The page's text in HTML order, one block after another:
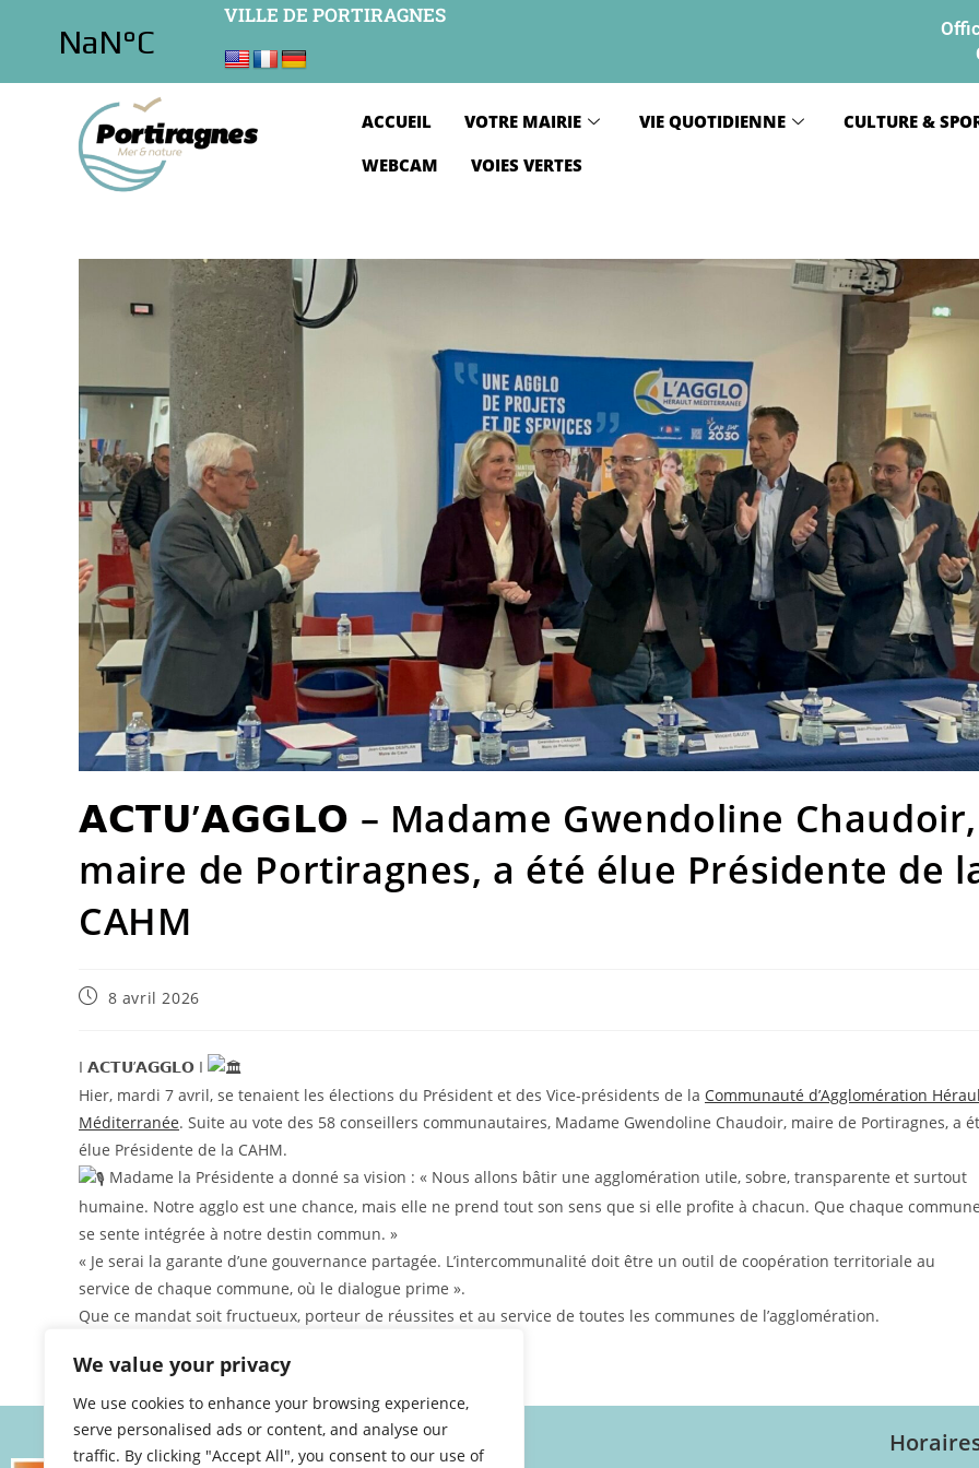
We value your privacy
We use cookies to enhance your browsing experience,
serve personalised ads or content, and analyse our
traffic. By clicking "Accept All", you consent to our use of
VILLE DE PORTIRAGNES
ACCUEIL VOTRE MAIRIE VIE QUOTIDIENNE
CULTURE &
WEBCAM
VOIES VERTES
𝗔𝗖𝗧𝗨’𝗔𝗚𝗚𝗟𝗢 – Madame Gwendoline Chaudoir,
maire de Portiragnes, a été élue Présidente de
CAHM
8 avril 2026
I 𝗔𝗖𝗧𝗨’𝗔𝗚𝗚𝗟𝗢 I
Hier, mardi 7 avril, se tenaient les élections du Président et des Vice-présidents de la Communauté d’Agglomération
Méditerranée. Suite au vote des 58 conseillers communautaires, Madame Gwendoline Chaudoir, maire de Portiragnes, a
élue Présidente de la CAHM.
Madame la Présidente a donné sa vision : « Nous allons bâtir une agglomération utile, sobre, transparente et surtout
humaine. Notre agglo est une chance, mais elle ne prend tout son sens que si elle profite à chacun. Que chaque
se sente intégrée à notre destin commun. »
« Je serai la garante d’une gouvernance partagée. L’intercommunalité doit être un outil de coopération territoriale au
service de chaque commune, où le dialogue prime ».
Que ce mandat soit fructueux, porteur de réussites et au service de toutes les communes de l’agglomération.